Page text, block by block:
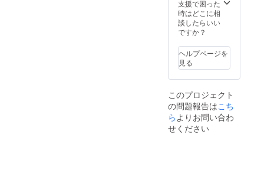
支援で困った
時はどこに相
談したらいい
ですか？
ヘルプページを
見る
このプロジェクト
の問題報告はこち
らよりお問い合わ
せください